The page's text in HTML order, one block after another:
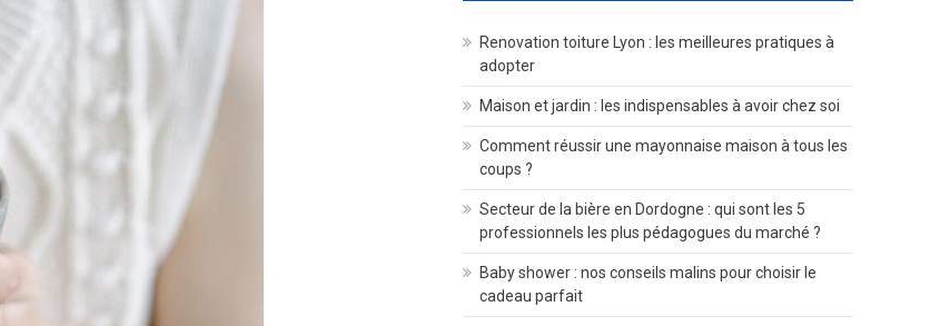
Renovation toiture Lyon : les meilleures pratiques à
adopter
Maison et jardin : les indispensables à avoir chez soi
Comment réussir une mayonnaise maison à tous les
coups ?
Secteur de la bière en Dordogne : qui sont les 5
professionnels les plus pédagogues du marché ?
Baby shower : nos conseils malins pour choisir le
cadeau parfait